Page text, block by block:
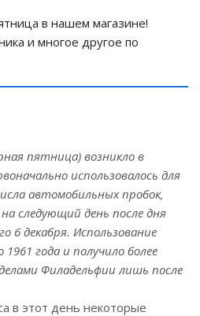
в нашем магазине!
и многое другое по
пятница) возникло в
использовалось для
автомобильных пробок,
следующий день после дня
6 декабря. Использование
года и получило более
Филадельфии лишь после
в этот день некоторые